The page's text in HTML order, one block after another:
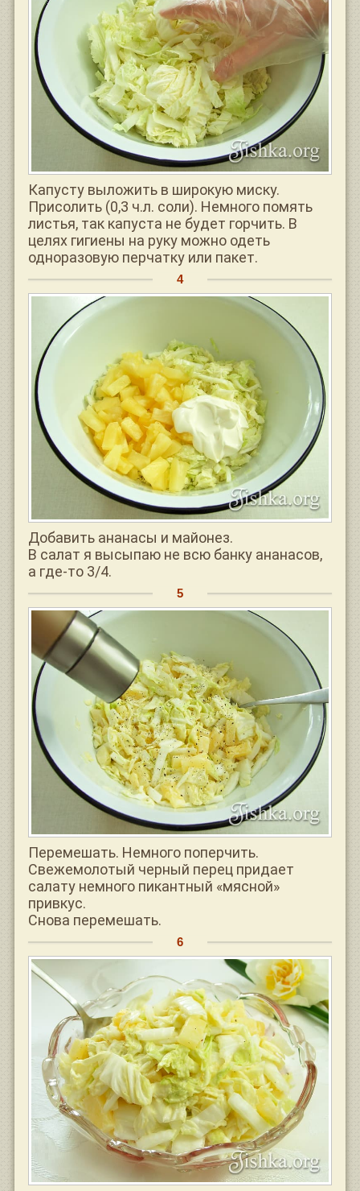
Капусту выложить в широкую миску.
Присолить (0,3 ч.л. соли). Немного помять
листья, так капуста не будет горчить. В
целях гигиены на руку можно одеть
одноразовую перчатку или пакет.
Добавить ананасы и майонез.
В салат я высыпаю не всю банку ананасов,
а где-то 3/4.
Перемешать. Немного поперчить.
Свежемолотый черный перец придает
салату немного пикантный «мясной»
привкус.
Снова перемешать.